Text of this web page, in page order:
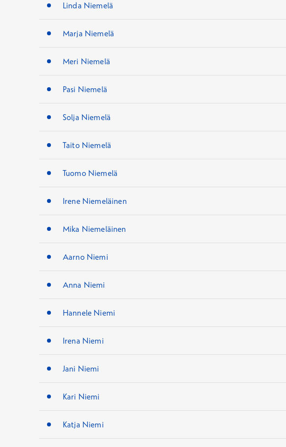
Linda Niemelä
Marja Niemelä
Meri Niemelä
Pasi Niemelä
Solja Niemelä
Taito Niemelä
Tuomo Niemelä
Irene Niemeläinen
Mika Niemeläinen
Aarno Niemi
Anna Niemi
Hannele Niemi
Irena Niemi
Jani Niemi
Kari Niemi
Katja Niemi